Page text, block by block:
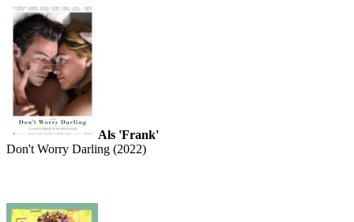
Als 'Frank'
Don't Worry Darling (2022)